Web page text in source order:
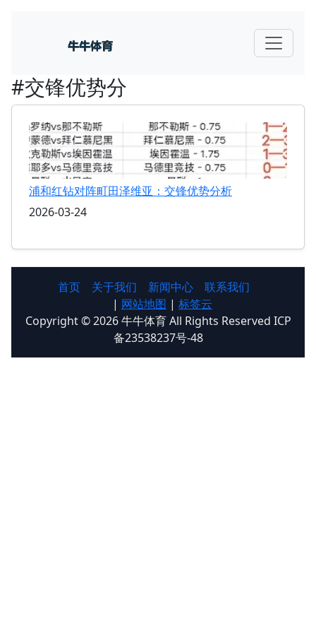
#交锋优势分
浦和红钻对阵町田泽维亚：交锋优势分析
2026-03-24
首页 关于我们 新闻中心
联系我们
| 网站地图 | 标签云
Copyright © 2026 牛牛体育 All Rights Reserved ICP
备23538237号-48